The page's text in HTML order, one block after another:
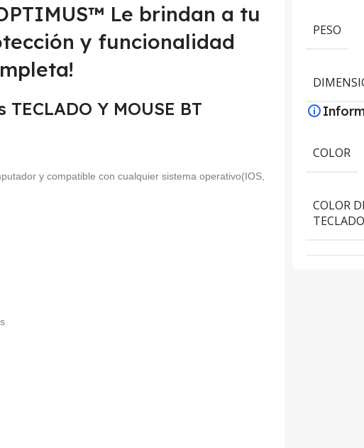
Le brindan a tu
y funcionalidad
Y MOUSE BT
y compatible con cualquier sistema operativo(IOS,
PESO
COLOR
COLOR
TECLADO